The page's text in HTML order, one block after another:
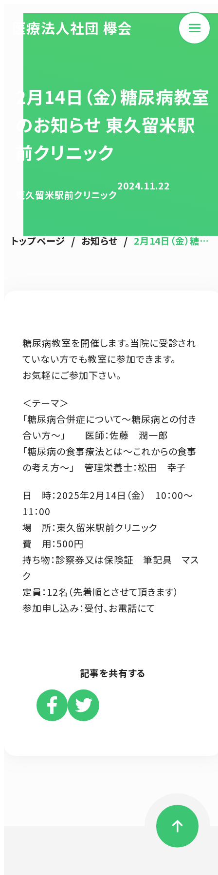
医療法人社団 欅会
2月14日（金）糖尿病教室
のお知らせ 東久留米駅
前クリニック
東久留米駅前クリニック
2024.11.22
トップページ / お知らせ / 2月14日（金）糖…
糖尿病教室を開催します。当院に受診され
ていない方でも教室に参加できます。
お気軽にご参加下さい。
＜テーマ＞
「糖尿病合併症について～糖尿病との付き
合い方～」 医師：佐藤 潤一郎
「糖尿病の食事療法とは～これからの食事
の考え方～」 管理栄養士：松田 幸子
日 時：2025年2月14日（金） 10：00～
11：00
場 所：東久留米駅前クリニック
費 用：500円
持ち物：診察券又は保険証 筆記具 マス
ク
定員：12名（先着順とさせて頂きます）
参加申し込み：受付、お電話にて
記事を共有する